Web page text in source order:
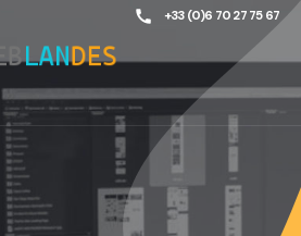
call +33 (0)6 70 27 75 67